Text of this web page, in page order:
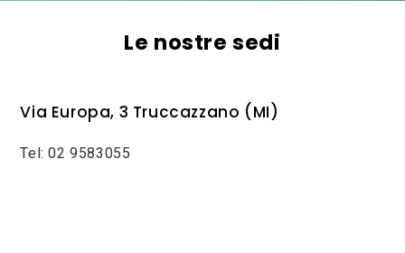
Le nostre sedi
Via Europa, 3 Truccazzano (MI)
Tel: 02 9583055